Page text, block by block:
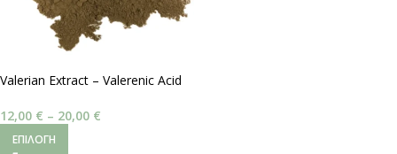
Valerian Extract – Valerenic Acid
12,00 € – 20,00 €
ΕΠΙΛΟΓΉ